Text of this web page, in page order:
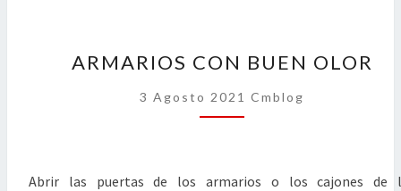
CON
BUEN
OLOR
ARMARIOS CON BUEN OLOR
3 Agosto 2021 Cmblog
Abrir las puertas de los armarios o los cajones de